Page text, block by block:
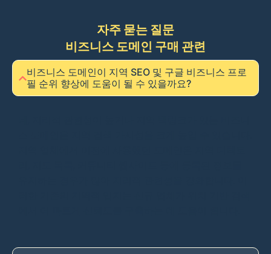
자주 묻는 질문
비즈니스 도메인 구매 관련
비즈니스 도메인이 지역 SEO 및 구글 비즈니스 프로
필 순위 향상에 도움이 될 수 있을까요?